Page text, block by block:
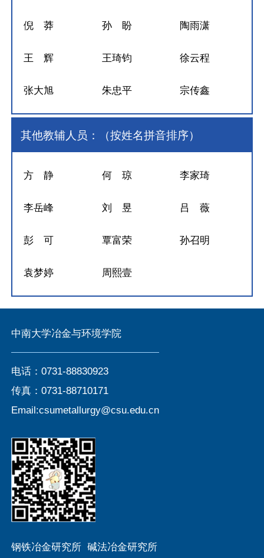
倪 莽 孙 盼 陶雨潇
王 辉 王琦钧 徐云程
张大旭 朱忠平 宗传鑫
其他教辅人员：（按姓名拼音排序）
方 静 何 琼 李家琦
李岳峰 刘 昱 吕 薇
彭 可 覃富荣 孙召明
袁梦婷 周熙壹
中南大学冶金与环境学院
电话：0731-88830923
传真：0731-88710171
Email:csumetallurgy@csu.edu.cn
钢铁冶金研究所 碱法冶金研究所